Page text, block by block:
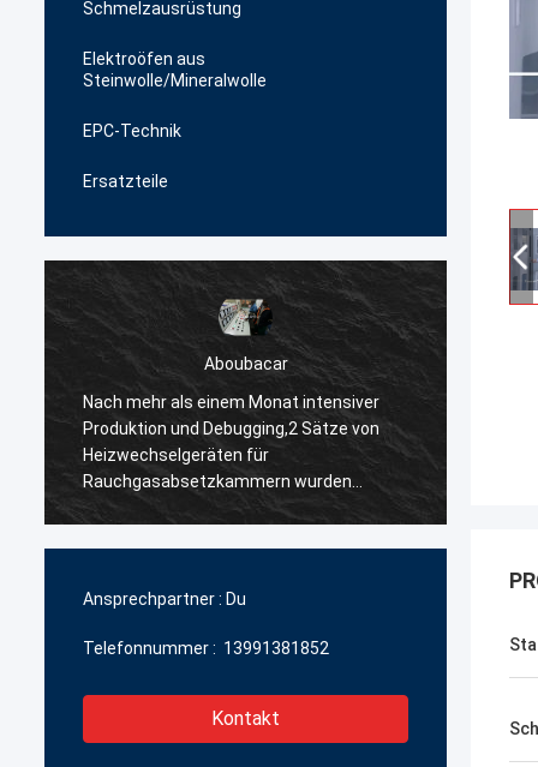
Schmelzausrüstung
Elektroöfen aus
Steinwolle/Mineralwolle
EPC-Technik
Ersatzteile
Aboubacar
Nach mehr als einem Monat intensiver
Produktion und Debugging,2 Sätze von
Heizwechselgeräten für
Rauchgasabsetzkammern wurden
erfolgreich in Betrieb genommen ~ Alle
Ansprechpartner : Du
Telefonnummer : 13991381852
Kontakt